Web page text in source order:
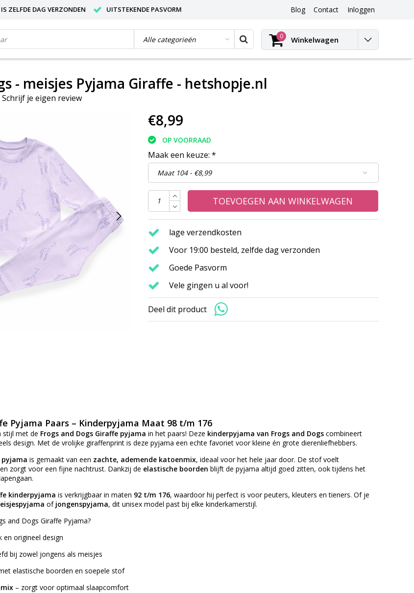
ZELFDE DAG VERZONDEN UITSTEKENDE PASVORM Blog
Blog
Contact Inloggen
0 Winkelwagen
- meisjes Pyjama Giraffe - hetshopje.nl
Schrijf je eigen review
€8,99
OP VOORRAAD
Maak een keuze: *
TOEVOEGEN AAN WINKELWAGEN
lage verzendkosten
Voor 19:00 besteld, zelfde dag verzonden
Goede Pasvorm
Vele gingen u al voor!
Deel dit product
Pyjama Paars – Kinderpyjama Maat 98 t/m 176
stijl met de Frogs and Dogs Giraffe pyjama in het paars! Deze kinderpyjama van Frogs and Dogs combineert
design. Met de vrolijke giraffenprint is deze pyjama een echte favoriet voor kleine én grote dierenliefhebbers.
pyjama is gemaakt van een zachte, ademende katoenmix, ideaal voor het hele jaar door. De stof voelt
zorgt voor een fijne nachtrust. Dankzij de elastische boorden blijft de pyjama altijd goed zitten, ook tijdens het
kinderpyjama is verkrijgbaar in maten 92 t/m 176, waardoor hij perfect is voor peuters, kleuters en tieners. Of je
of jongenspyjama, dit unisex model past bij elke kinderkamerstijl.
and Dogs Giraffe Pyjama?
en origineel design
bij zowel jongens als meisjes
elastische boorden en soepele stof
– zorgt voor optimaal slaapcomfort